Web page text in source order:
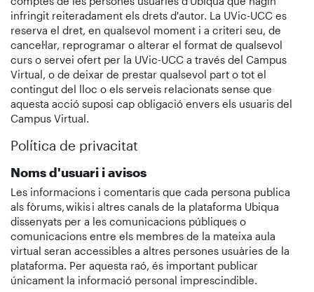
infringit reiteradament els drets d'autor. La UVic-UCC es
reserva el dret, en qualsevol moment i a criteri seu, de
cancel·lar, reprogramar o alterar el format de qualsevol
curs o servei ofert per la UVic-UCC a través del Campus
Virtual, o de deixar de prestar qualsevol part o tot el
contingut del lloc o els serveis relacionats sense que
aquesta acció suposi cap obligació envers els usuaris del
Campus Virtual.
Política de privacitat
Noms d'usuari i avisos
Les informacions i comentaris que cada persona publica
als fòrums, wikis i altres canals de la plataforma Ubiqua
dissenyats per a les comunicacions públiques o
comunicacions entre els membres de la mateixa aula
virtual seran accessibles a altres persones usuàries de la
plataforma. Per aquesta raó, és important publicar
únicament la informació personal imprescindible.